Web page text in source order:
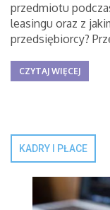
przedmiotu
leasingu oraz z
przedsiębiorcy?
CZYTAJ WIĘCEJ
KADRY I PŁACE